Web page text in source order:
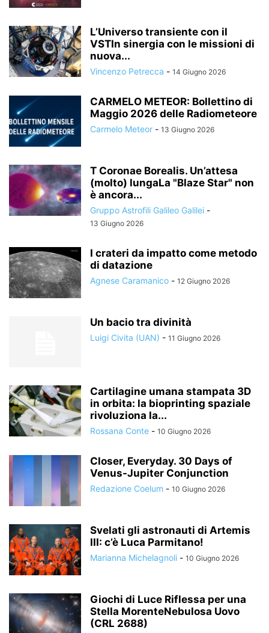
L’Universo transiente con il
VSTIn sinergia con le missioni di
nuova...
Vincenzo Petrecca - 14 Giugno 2026
CARMELO METEOR: Bollettino di
Maggio 2026 delle Radiometeore
Carmelo Meteor - 13 Giugno 2026
T Coronae Borealis. Un’attesa
(molto) lungaLa "Blaze Star" non
è ancora...
Gruppo Astrofili Galileo Galilei -
13 Giugno 2026
I crateri da impatto come metodo
di datazione
Agnese Caramanico - 12 Giugno 2026
Un bacio tra divinità
Luigi Civita (UAN) - 11 Giugno 2026
Cartilagine umana stampata 3D
in orbita: la bioprinting spaziale
rivoluziona la...
Rossana Conte - 10 Giugno 2026
Closer, Everyday. 30 Days of
Venus-Jupiter Conjunction
Redazione Coelum - 10 Giugno 2026
Svelati gli astronauti di Artemis
III: c’è Luca Parmitano!
Marianna Michelagnoli - 10 Giugno 2026
Giochi di Luce Riflessa per una
Stella MorenteNebulosa Uovo
(CRL 2688)